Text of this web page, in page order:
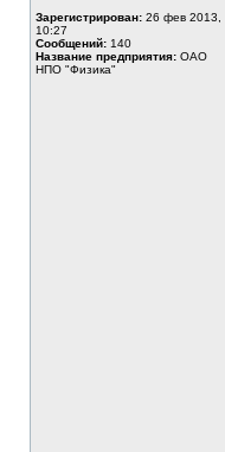
Зарегистрирован: 26 фев 2013,
10:27
Сообщений: 140
Название предприятия: ОАО
НПО "Физика"